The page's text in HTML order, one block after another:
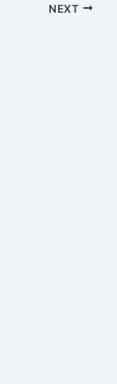
NEXT